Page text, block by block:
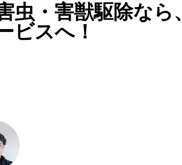
虫・害獣駆除なら、
ビスへ！